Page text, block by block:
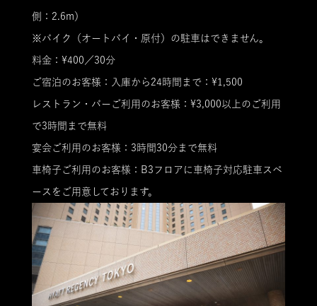
側：2.6m）
※バイク（オートバイ・原付）の駐車はできません。
料金：¥400／30分
ご宿泊のお客様：入庫から24時間まで：¥1,500
レストラン・バーご利用のお客様：¥3,000以上のご利用
で3時間まで無料
宴会ご利用のお客様：3時間30分まで無料
車椅子ご利用のお客様：B3フロアに車椅子対応駐車スペ
ースをご用意しております。